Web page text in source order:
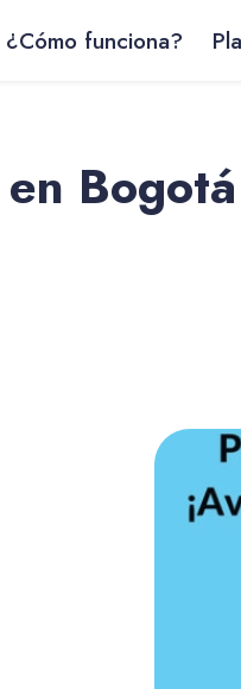
¿Cómo funciona?
en